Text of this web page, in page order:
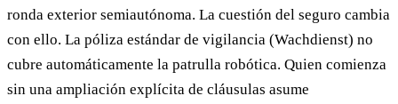
ronda exterior semiautónoma. La cuestión del seguro cambia
con ello. La póliza estándar de vigilancia (Wachdienst) no
cubre automáticamente la patrulla robótica. Quien comienza
sin una ampliación explícita de cláusulas asume